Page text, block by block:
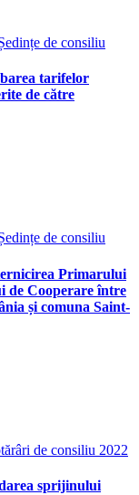
de consiliu
tarifelor
de către
de consiliu
Primarului
de Cooperare între
și comuna Saint-
de consiliu 2022
sprijinului